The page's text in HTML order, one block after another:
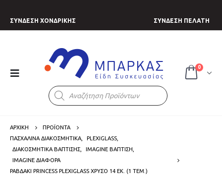
ΣΥΝΔΕΣΗ ΧΟΝΔΡΙΚΗΣ ΣΥΝΔΕΣΗ ΠΕΛΑΤΗ
Products
search
0
ΑΡΧΙΚΗ
ΠΡΟΪΟΝΤΑ
ΠΑΣΧΑΛΙΝΑ ΔΙΑΚΟΣΜΗΤΙΚΑ
PLEXIGLASS
ΔΙΑΚΟΣΜΗΤΙΚΑ ΒΑΠΤΙΣΗΣ
IMAGINE ΒΑΠΤΙΣΗ
IMAGINE ΔΙΑΦΟΡΑ
ΡΑΒΔΆΚΙ PRINCESS PLEXIGLASS ΧΡΥΣΌ 14 ΕΚ. (1 ΤΕΜ.)